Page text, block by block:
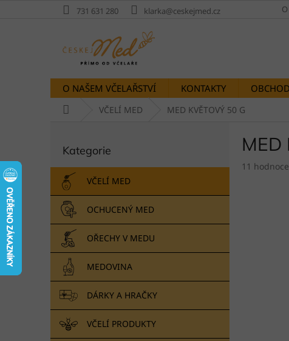
731 631 280 klarka@ceskejmed.cz
O NAŠEM VČELAŘSTVÍ KONTAKTY
VČELÍ MED MED KVĚTOVÝ 50 G
t
a
n
p
kategorie
Kategorie
VČELÍ MED
OCHUCENÝ MED
OŘECHY V MEDU
MEDOVINA
DÁRKY A HRAČKY
VČELÍ PRODUKTY
MED
Průměrné
11